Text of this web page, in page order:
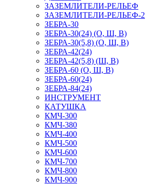
ЗАЗЕМЛИТЕЛИ-РЕЛЬЕФ
ЗАЗЕМЛИТЕЛИ-РЕЛЬЕФ-2
ЗЕБРА-30
ЗЕБРА-30(24) (О, Ш, В)
ЗЕБРА-30(5,8) (О, Ш, В)
ЗЕБРА-42(24)
ЗЕБРА-42(5,8) (Ш, В)
ЗЕБРА-60 (О, Ш, В)
ЗЕБРА-60(24)
ЗЕБРА-84(24)
ИНСТРУМЕНТ
КАТУШКА
КМЧ-300
КМЧ-380
КМЧ-400
КМЧ-500
КМЧ-600
КМЧ-700
КМЧ-800
КМЧ-900